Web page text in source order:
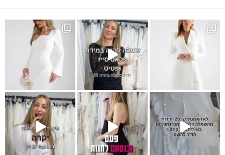
של פלאס סייז / מיד סכמה ביקשתן שהשמלה הזאת תחזו
לבנה?! אירית בוט